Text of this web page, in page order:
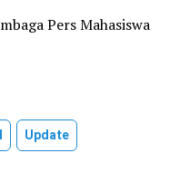
Pers Mahasiswa
Update